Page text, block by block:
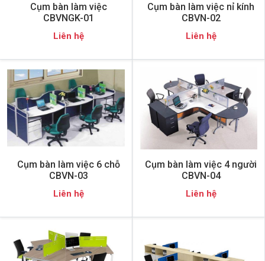
Cụm bàn làm việc
CBVNGK-01
Liên hệ
Cụm bàn làm việc nỉ kính
CBVN-02
Liên hệ
Cụm bàn làm việc 6 chỗ
CBVN-03
Liên hệ
Cụm bàn làm việc 4 người
CBVN-04
Liên hệ